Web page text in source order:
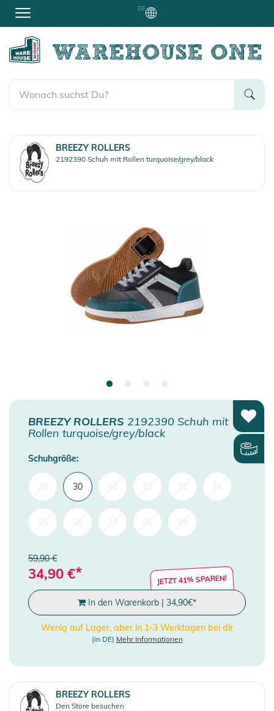
DE
BREEZY ROLLERS
2192390 Schuh mit Rollen turquoise/grey/black
BREEZY ROLLERS 2192390 Schuh mit
Rollen turquoise/grey/black
Schuhgröße:
30
59,90 €
34,90 €* JETZT 41% SPAREN!
In den Warenkorb | 34,90€*
Wenig auf Lager, aber in 1-3 Werktagen bei dir
(in DE) Mehr Informationen
BREEZY ROLLERS
Den Store besuchen